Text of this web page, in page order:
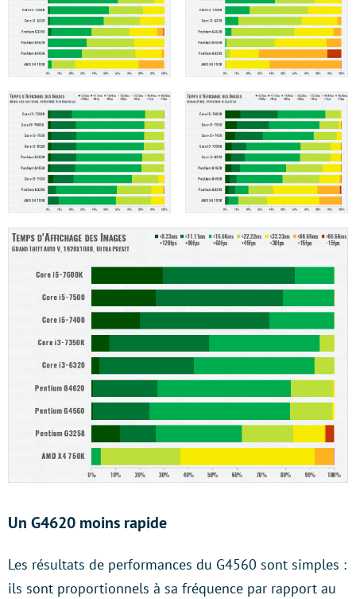
Un G4620 moins rapide
Les résultats de performances du G4560 sont simples :
ils sont proportionnels à sa fréquence par rapport au